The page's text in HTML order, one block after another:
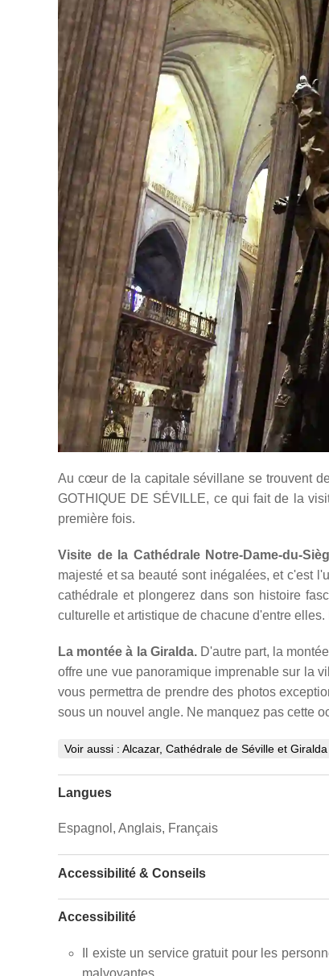
Au cœur de la capitale sévillane se trouvent
GOTHIQUE DE SÉVILLE, ce qui fait de la
première fois.
Visite de la Cathédrale Notre-Dame-du-
majesté et sa beauté sont inégalées, et c'est
cathédrale et plongerez dans son histoire
culturelle et artistique de chacune d'entre
La montée à la Giralda.D'autre part, la
offre une vue panoramique imprenable sur la
vous permettra de prendre des photos
sous un nouvel angle. Ne manquez pas cette
Voir aussi : Alcazar, Cathédrale de Séville et
Langues
Espagnol, Anglais, Français
Accessibilité & Conseils
Accessibilité
Il existe un service gratuit pour les
malvoyantes.